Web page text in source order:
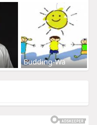
Budding-Wa